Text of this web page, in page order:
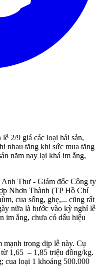
2/9 giá các loại hải sản,
nhau tăng khi sức mua tăng
năm nay lại khá im ắng,
Thư - Giám đốc Công ty
Nhơn Thành (TP Hồ Chí
cua sống, ghẹ,... cũng rất
nữa là bước vào kỳ nghỉ lễ
im ắng, chưa có dấu hiệu
mạnh trong dịp lễ này. Cụ
1,65 – 1,85 triệu đồng/kg.
cua loại 1 khoảng 500.000